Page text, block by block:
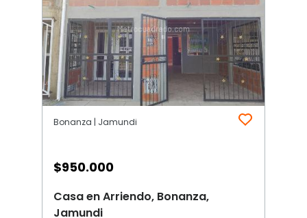
Bonanza | Jamundi
$950.000
Casa en Arriendo, Bonanza,
Jamundi